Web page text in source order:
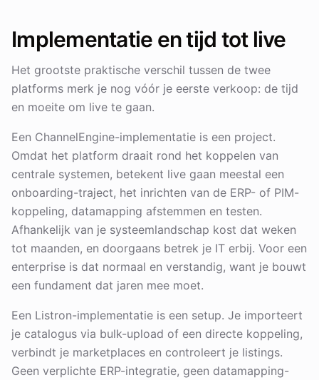
Implementatie en tijd tot live
Het grootste praktische verschil tussen de twee
platforms merk je nog vóór je eerste verkoop: de tijd
en moeite om live te gaan.
Een ChannelEngine-implementatie is een project.
Omdat het platform draait rond het koppelen van
centrale systemen, betekent live gaan meestal een
onboarding-traject, het inrichten van de ERP- of PIM-
koppeling, datamapping afstemmen en testen.
Afhankelijk van je systeemlandschap kost dat weken
tot maanden, en doorgaans betrek je IT erbij. Voor een
enterprise is dat normaal en verstandig, want je bouwt
een fundament dat jaren mee moet.
Een Listron-implementatie is een setup. Je importeert
je catalogus via bulk-upload of een directe koppeling,
verbindt je marketplaces en controleert je listings.
Geen verplichte ERP-integratie, geen datamapping-